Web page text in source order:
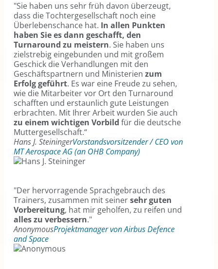
"Sie haben uns sehr früh davon überzeugt,
dass die Tochtergesellschaft noch eine
Überlebenschance hat. In allen Punkten
haben Sie es dann geschafft, den
Turnaround zu meistern. Sie haben uns
zielstrebig eingebunden und mit großem
Geschick die Verhandlungen mit den
Geschäftspartnern und Ministerien zum
Erfolg geführt. Es war eine Freude zu sehen,
wie die Mitarbeiter vor Ort den Turnaround
schafften und erstaunlich gute Leistungen
erbrachten. Mit Ihrer Arbeit wurden Sie auch
zu einem wichtigen Vorbild für die deutsche
Muttergesellschaft.“
Hans J. SteiningerVorstandsvorsitzender / CEO von
MT Aerospace AG (an OHB Company)
"Der hervorragende Sprachgebrauch des
Trainers, zusammen mit seinersehr guten
Vorbereitung, hat mir geholfen, zu reifen und
alles zu verbessern."
AnonymousProjektmanager von Airbus Defence
and Space